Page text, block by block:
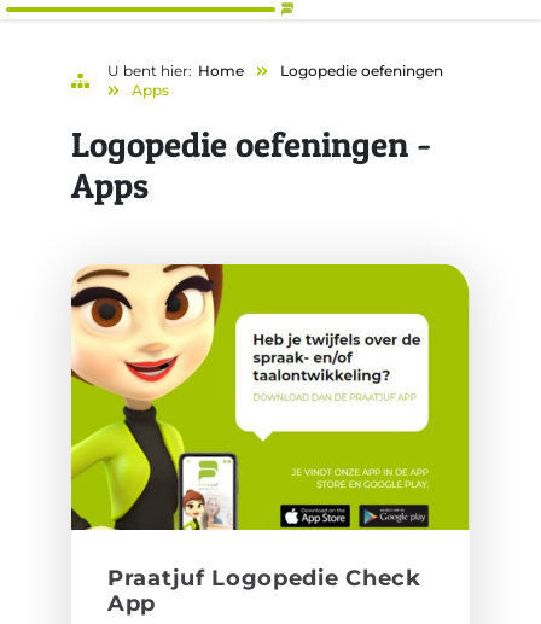
U bent hier: Home
Logopedie oefeningen
Apps
Logopedie oefeningen -
Apps
Praat­juf Lo­go­pe­die Check
App